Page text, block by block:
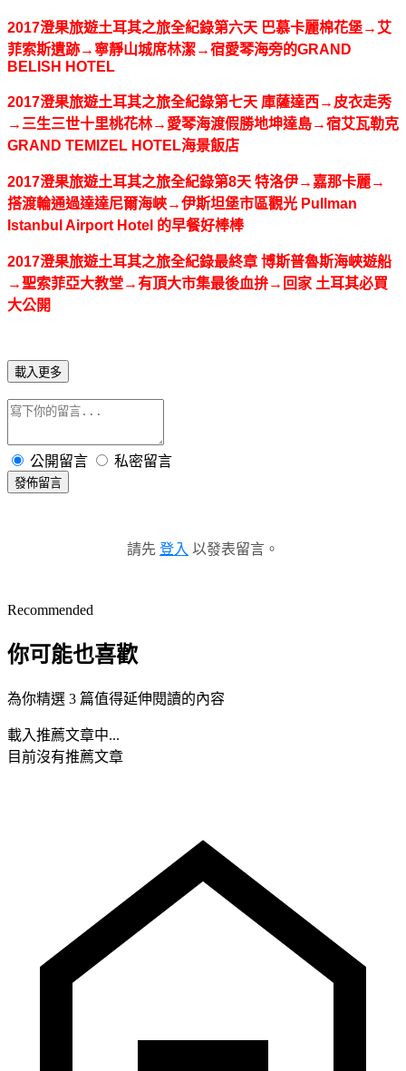
2017澄果旅遊土耳其之旅全紀錄第六天 巴慕卡麗棉花堡→艾
菲索斯遺跡→寧靜山城席林潔→宿愛琴海旁的GRAND
BELISH HOTEL
2017澄果旅遊土耳其之旅全紀錄第七天 庫薩達西→皮衣走秀
→三生三世十里桃花林→愛琴海渡假勝地坤達島→宿艾瓦勒克
GRAND TEMIZEL HOTEL海景飯店
2017澄果旅遊土耳其之旅全紀錄第8天 特洛伊→嘉那卡麗→
搭渡輪通過達達尼爾海峽→伊斯坦堡市區觀光 Pullman
Istanbul Airport Hotel 的早餐好棒棒
2017澄果旅遊土耳其之旅全紀錄最終章 博斯普魯斯海峽遊船
→聖索菲亞大教堂→有頂大市集最後血拚→回家 土耳其必買
大公開
載入更多
公開留言 私密留言
發佈留言
請先 登入 以發表留言。
Recommended
你可能也喜歡
為你精選 3 篇值得延伸閱讀的內容
載入推薦文章中...
目前沒有推薦文章